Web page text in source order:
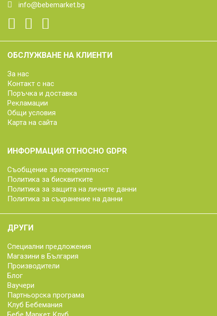
info@bebemarket.bg
ОБСЛУЖВАНЕ НА КЛИЕНТИ
За нас
Контакт с нас
Поръчка и доставка
Рекламации
Общи условия
Карта на сайта
ИНФОРМАЦИЯ ОТНОСНО GDPR
Съобщение за поверителност
Политика за бисквитките
Политика за защита на личните данни
Политика за съхранение на данни
ДРУГИ
Специални предложения
Магазини в България
Производители
Блог
Ваучери
Партньорска програма
Клуб Бебемания